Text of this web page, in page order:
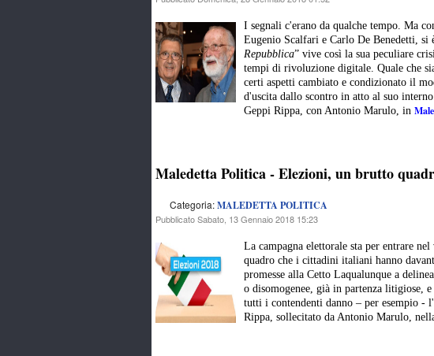
I segnali c'erano da qualche tempo. Ma
Eugenio Scalfari e Carlo De Benedetti,
Repubblica” vive così la sua peculiare
tempi di rivoluzione digitale. Quale che
certi aspetti cambiato e condizionato il
d'uscita dallo scontro in atto al suo
Geppi Rippa, con Antonio Marulo, in
Maledetta Politica - Elezioni, un brutto
Categoria:MALEDETTA POLITICA
Pubblicato Sabato, 13 Gennaio 2018 15:23
La campagna elettorale sta per entrare
quadro che i cittadini italiani hanno
promesse alla Cetto Laqualunque a
o disomogenee, già in partenza litigiose,
tutti i contendenti danno – per esempio -
Rippa, sollecitato da Antonio Marulo,